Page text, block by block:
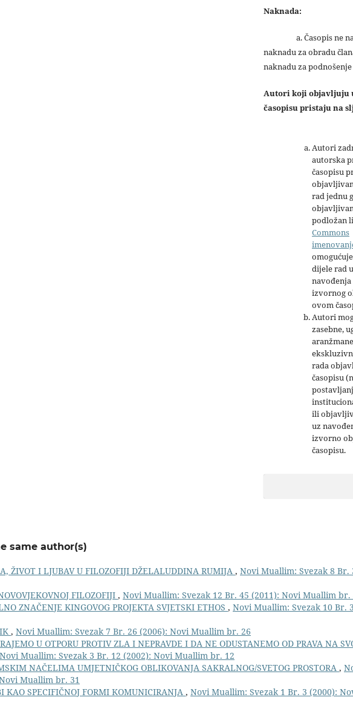
Naknada:
a. Časopis ne
naknadu za obradu
naknadu za
Autori koji objavljuju
časopisu pristaju na
Autori
autorska
časopisu
rad jednu
podložan
Commons
dijele rad
izvornog
ovom
Autori
zasebne,
rada
časopisu
ili
uz
izvorno
časopisu.
same author(s)
ŽIVOT I LJUBAV U FILOZOFIJI DŽELALUDDINA RUMIJA , Novi Muallim: Svezak 8 Br.
FILOZOFIJI , Novi Muallim: Svezak 12 Br. 45 (2011): Novi Muallim br.
ZNAČENJE KINGOVOG PROJEKTA SVJETSKI ETHOS , Novi Muallim: Svezak 10 Br.
, Novi Muallim: Svezak 7 Br. 26 (2006): Novi Muallim br. 26
U OTPORU PROTIV ZLA I NEPRAVDE I DA NE ODUSTANEMO OD PRAVA NA
Novi Muallim: Svezak 3 Br. 12 (2002): Novi Muallim br. 12
NAČELIMA UMJETNIČKOG OBLIKOVANJA SAKRALNOG/SVETOG PROSTORA ,
Muallim br. 31
KAO SPECIFIČNOJ FORMI KOMUNICIRANJA , Novi Muallim: Svezak 1 Br. 3 (2000):